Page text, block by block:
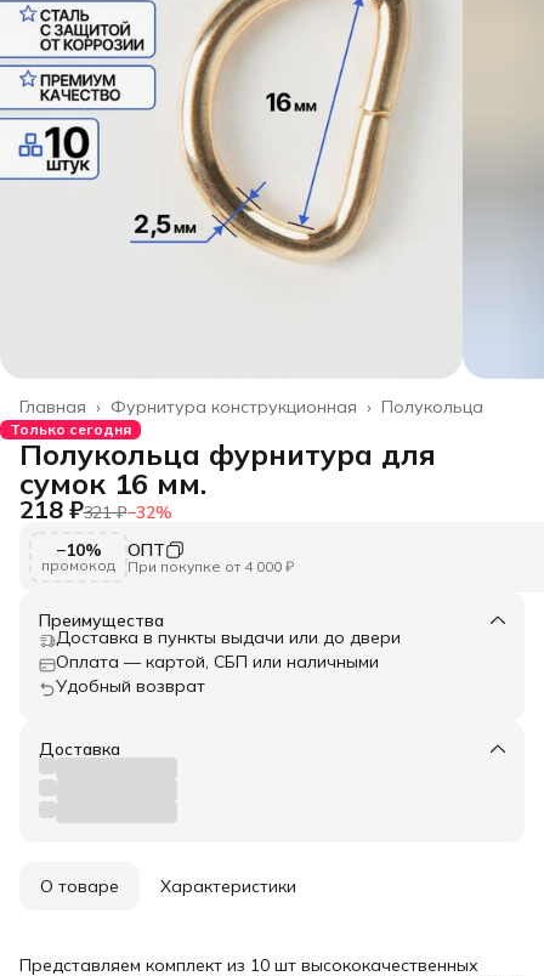
Полукольца
Фурнитура конструкционная ›
Главная ›
Только сегодня
Полукольца фурнитура для
сумок 16 мм.
218 ₽321 ₽−32%
−10%
промокод
ОПТ
При покупке от 4 000 ₽
Преимущества
Доставка в пункты выдачи или до двери
Оплата — картой, СБП или наличными
Удобный возврат
Доставка
О товаре Характеристики
Представляем комплект из 10 шт высококачественных